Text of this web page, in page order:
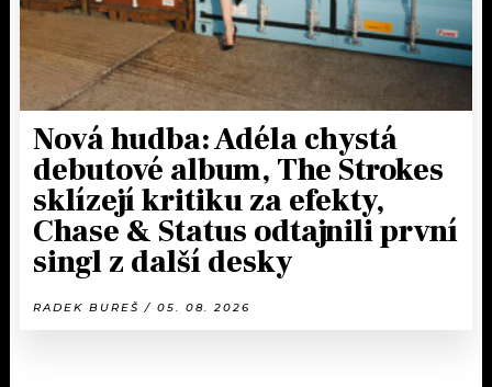
Nová hudba: Adéla chystá
debutové album, The Strokes
sklízejí kritiku za efekty,
Chase & Status odtajnili první
singl z další desky
RADEK BUREŠ / 05. 08. 2026